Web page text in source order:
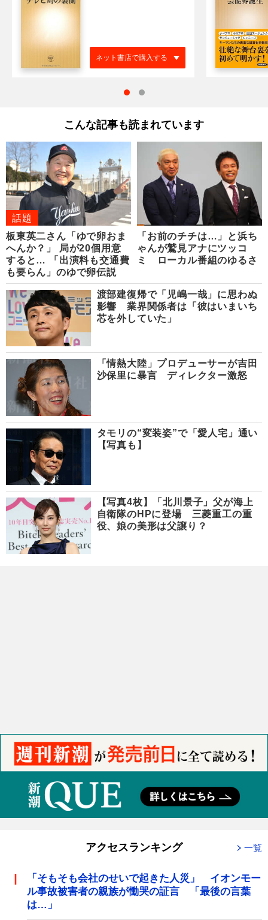
ネット書店で購入する
こんな記事も読まれています
話題
板東英二さん「ゆで卵おま
へんか？」 局が20個用意
すると… 「出演料も交通費
も要らん」のゆで卵伝説
「お前のチチは…」と浜ち
ゃんが鷲見アナにツッコ
ミ ローカル番組のゆるさ
渡部建復帰で「児嶋一哉」に思わぬ
影響 業界関係者は「彼はいまいち
芯を外していた」
「情熱大陸」プロデューサーが吉田
沙保里に暴言 ディレクター激怒
タモリの“変装姿”で「愛人宅」通い
【写真も】
【写真4枚】「北川景子」父が海上
自衛隊のHPに登場 三菱重工の重
役、娘の美形は父譲り？
アクセスランキング 一覧
「そもそも会社のせいで起きた人災」 イオンモー
ル事故被害者の親族が慟哭の証言 「最後の言葉
は…」